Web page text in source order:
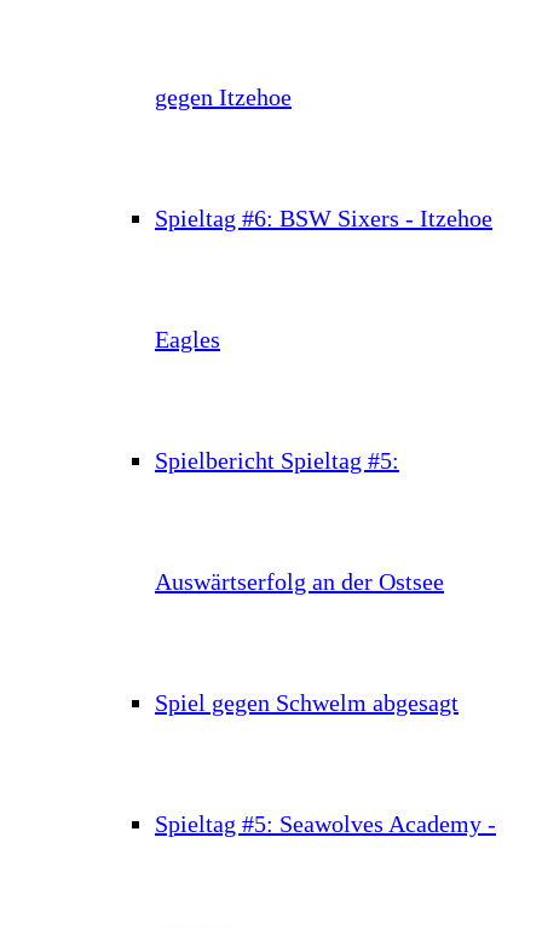
gegen Itzehoe
Spieltag #6: BSW Sixers - Itzehoe
Eagles
Spielbericht Spieltag #5:
Auswärtserfolg an der Ostsee
Spiel gegen Schwelm abgesagt
Spieltag #5: Seawolves Academy -